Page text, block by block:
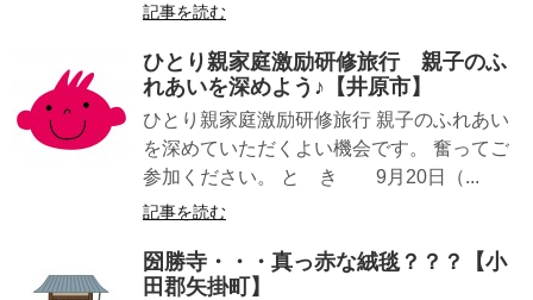
記事を読む
ひとり親家庭激励研修旅行 親子のふ
れあいを深めよう♪【井原市】
ひとり親家庭激励研修旅行 親子のふれあい
を深めていただくよい機会です。 奮ってご
参加ください。 と き 9月20日（...
記事を読む
圀勝寺・・・真っ赤な絨毯？？？【小
田郡矢掛町】